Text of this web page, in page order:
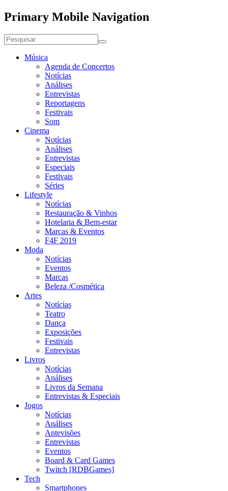
Primary Mobile Navigation
Música
Agenda de Concertos
Notícias
Análises
Entrevistas
Reportagens
Festivais
Som
Cinema
Notícias
Análises
Entrevistas
Especiais
Festivais
Séries
Lifestyle
Notícias
Restauração & Vinhos
Hotelaria & Bem-estar
Marcas & Eventos
F4F 2019
Moda
Notícias
Eventos
Marcas
Beleza /Cosmética
Artes
Notícias
Teatro
Dança
Exposições
Festivais
Entrevistas
Livros
Notícias
Análises
Livros da Semana
Entrevistas & Especiais
Jogos
Notícias
Análises
Antevisões
Entrevistas
Eventos
Board & Card Games
Twitch [RDBGames]
Tech
Smartphones